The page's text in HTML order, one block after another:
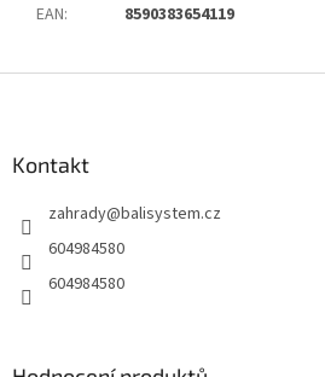
EAN: 8590383654119
Kontakt
zahrady@balisystem.cz
604984580
604984580